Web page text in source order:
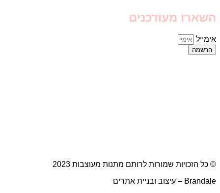
השארו מעודכנים
אימייל
הרשמה
© כל הזכויות שמורות לרותם מתנות מעוצבות 2023
Brandale – עיצוב ובניית אתרים